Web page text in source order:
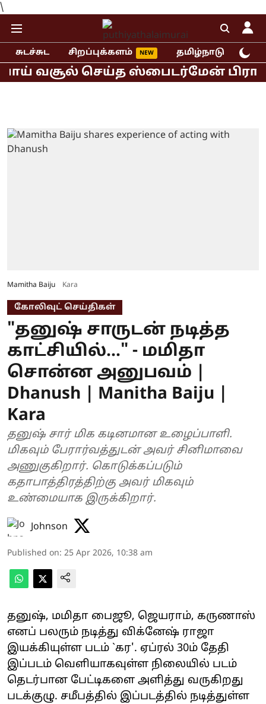
\
சுடச்சுட சிறப்புக்களம் தமிழ்நாடு
வசூல் செய்த ஸ்பைடர்மேன் பிராண்ட்
Mamitha Baiju Kara
கோலிவுட் செய்திகள்
"தனுஷ் சாருடன் நடித்த
காட்சியில்..." - மமிதா
சொன்ன அனுபவம் |
Dhanush | Manitha Baiju |
Kara
தனுஷ் சார் மிக கடினமான உழைப்பாளி.
மிகவும் பேரார்வத்துடன் அவர் சினிமாவை
அணுகுகிறார். கொடுக்கப்படும்
கதாபாத்திரத்திற்கு அவர் மிகவும்
உண்மையாக இருக்கிறார்.
Johnson
Published on: 25 Apr 2026, 10:38 am
தனுஷ், மமிதா பைஜூ, ஜெயராம், கருணாஸ்
எனப் பலரும் நடித்து விக்னேஷ் ராஜா
இயக்கியுள்ள படம் `கர'. ஏப்ரல் 30ம் தேதி
இப்படம் வெளியாகவுள்ள நிலையில் படம்
தெடர்பான பேட்டிகளை அளித்து வருகிறது
படக்குழு. சமீபத்தில் இப்படத்தில் நடித்துள்ள